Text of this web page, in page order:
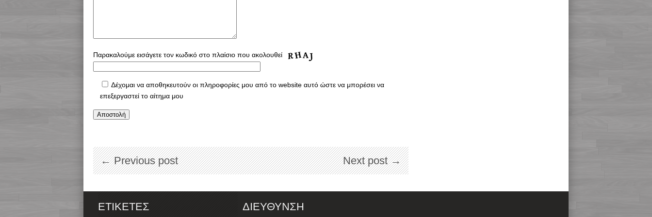
Παρακαλούμε εισάγετε τον κωδικό στο πλαίσιο που ακολουθεί
Δέχομαι να αποθηκευτούν οι πληροφορίες μου από το website αυτό ώστε να μπορέσει να
επεξεργαστεί το αίτημα μου
← Previous post Next post →
ΕΤΙΚΈΤΕΣ ΔΙΕΥΘΥΝΣΗ